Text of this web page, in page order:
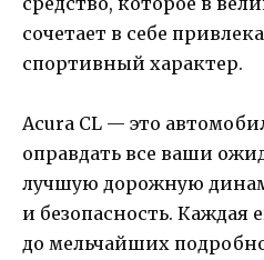
сочетает в себе
спортивный характер.
Аcura CL — это
оправдать все ваши
лучшую дорожную
и безопасность. Каждая
до мельчайших